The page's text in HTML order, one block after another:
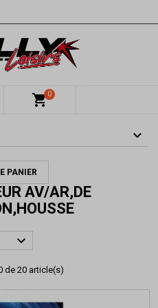
shopping_cart0
PANIER
AV/AR,DE

de 20 article(s)